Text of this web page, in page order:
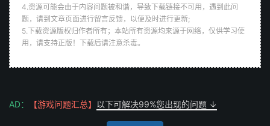
4.资源可能会由于内容问题被和谐，导致下载链接不可用，遇到此问
题，请到文章页面进行留言反馈，以便及时进行更新;
5.下载资源版权归作者所有；本站所有资源均来源于网络，仅供学习使
用，请支持正版！下载后请注意杀毒。
AD： 【游戏问题汇总】 以下可解决99%您出现的问题 ↓